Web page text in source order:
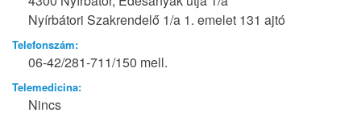
Nyírbátori Szakrendelő 1/a 1. emelet 131 ajtó
Telefonszám:
06-42/281-711/150 mell.
Telemedicina:
Nincs